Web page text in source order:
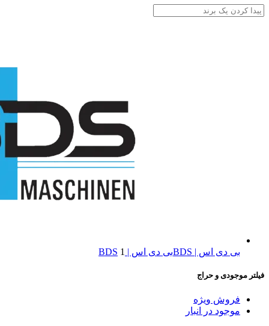
بی دی اس | BDS بی دی اس | BDS 1
فیلتر موجودی و حراج
فروش ویژه
موجود در انبار